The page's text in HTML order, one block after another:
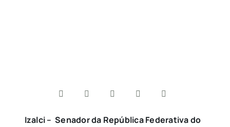
Izalci – Senador da República Federativa do